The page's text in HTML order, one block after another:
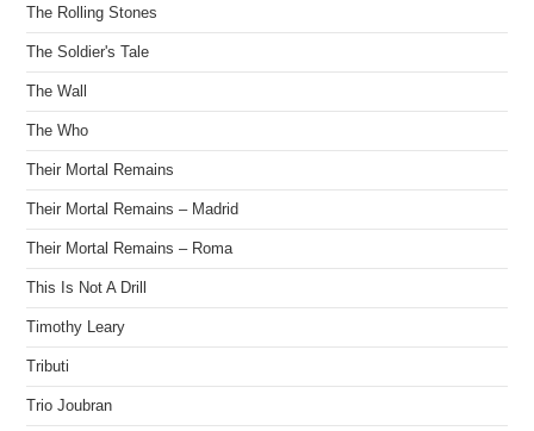
The Rolling Stones
The Soldier's Tale
The Wall
The Who
Their Mortal Remains
Their Mortal Remains – Madrid
Their Mortal Remains – Roma
This Is Not A Drill
Timothy Leary
Tributi
Trio Joubran